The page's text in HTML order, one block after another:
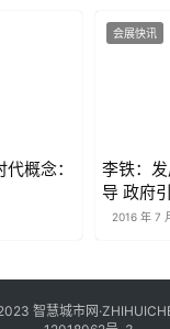
概念：
会展快讯
李铁：
导 政府
2016 年 7
智慧城市网